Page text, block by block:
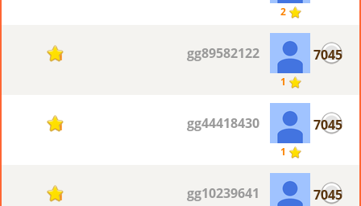
2
7045
1
gg89582122
1
7045
1
gg44418430
1
7045
gg10239641
1